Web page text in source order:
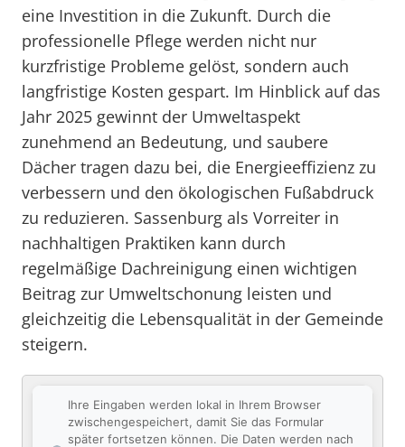
eine Investition in die Zukunft. Durch die
professionelle Pflege werden nicht nur
kurzfristige Probleme gelöst, sondern auch
langfristige Kosten gespart. Im Hinblick auf das
Jahr 2025 gewinnt der Umweltaspekt
zunehmend an Bedeutung, und saubere
Dächer tragen dazu bei, die Energieeffizienz zu
verbessern und den ökologischen Fußabdruck
zu reduzieren. Sassenburg als Vorreiter in
nachhaltigen Praktiken kann durch
regelmäßige Dachreinigung einen wichtigen
Beitrag zur Umweltschonung leisten und
gleichzeitig die Lebensqualität in der Gemeinde
steigern.
Ihre Eingaben werden lokal in Ihrem Browser
zwischengespeichert, damit Sie das Formular
später fortsetzen können. Die Daten werden nach